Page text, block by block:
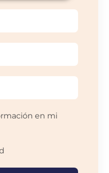
en mi